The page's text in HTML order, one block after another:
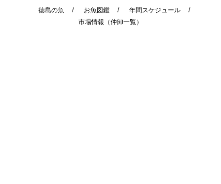
徳島の魚 お魚図鑑
年間スケジュール
市場情報（仲卸一覧）